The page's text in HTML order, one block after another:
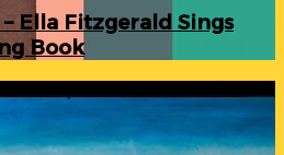
– Ella Fitzgerald Sings
Book